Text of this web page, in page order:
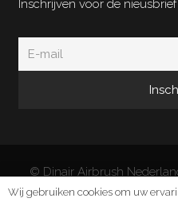
Inschrijven voor de nieusbrief
© Dinair Airbrush
Privacy Policy|
Wij gebruiken cookies om uw